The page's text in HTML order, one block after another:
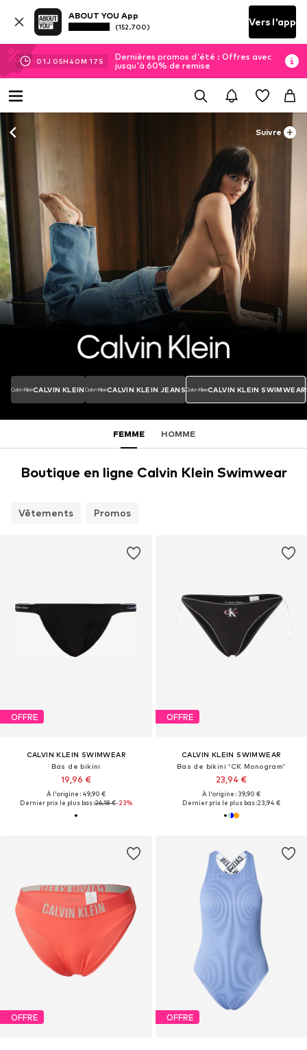
ABOUT YOU App
(152.700) Vers l'app
01J 05H 40M 15 S
Dernières promos d'été : Offres avec
jusqu'à 60% de remise
Suivre
CALVIN KLEIN CALVIN KLEIN JEANS CALVIN KLEIN SWIMWEAR
FEMME HOMME
Boutique en ligne Calvin Klein Swimwear
Vêtements Promos
OFFRE
CALVIN KLEIN SWIMWEAR
Bas de bikini
19,96 €
À l'origine : 49,90 €
Dernier prix le plus bas :26,18 €-23%
OFFRE
CALVIN KLEIN SWIMWEAR
Bas de bikini 'CK Monogram'
23,94 €
À l'origine : 39,90 €
Dernier prix le plus bas :23,94 €
OFFRE OFFRE